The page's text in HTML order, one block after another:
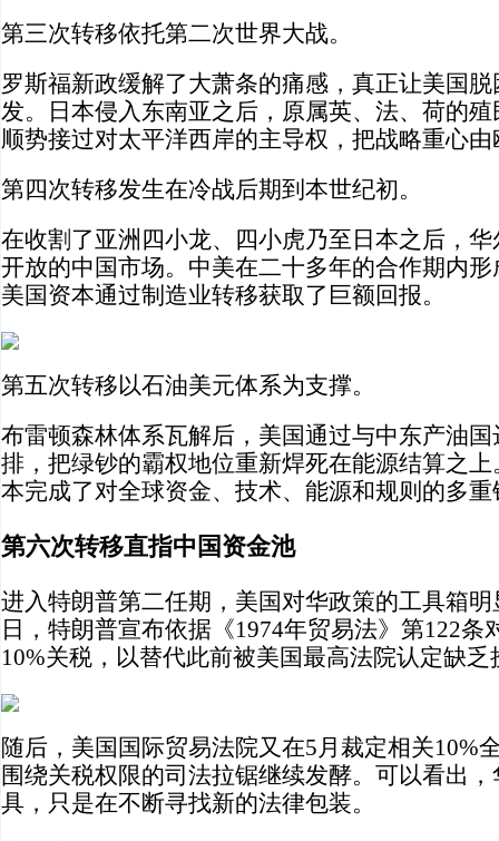
第三次转移依托第二次世界大战。
罗斯福新政缓解了大萧条的痛感，真正让美国
发。日本侵入东南亚之后，原属英、法、荷的
顺势接过对太平洋西岸的主导权，把战略重心
第四次转移发生在冷战后期到本世纪初。
在收割了亚洲四小龙、四小虎乃至日本之后，
开放的中国市场。中美在二十多年的合作期内
美国资本通过制造业转移获取了巨额回报。
第五次转移以石油美元体系为支撑。
布雷顿森林体系瓦解后，美国通过与中东产油
排，把绿钞的霸权地位重新焊死在能源结算之
本完成了对全球资金、技术、能源和规则的多重
第六次转移直指中国资金池
进入特朗普第二任期，美国对华政策的工具箱明
日，特朗普宣布依据《1974年贸易法》第122条
10%关税，以替代此前被美国最高法院认定缺
随后，美国国际贸易法院又在5月裁定相关10%
围绕关税权限的司法拉锯继续发酵。可以看出
具，只是在不断寻找新的法律包装。